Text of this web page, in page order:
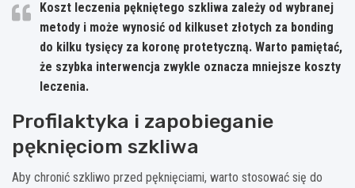
Koszt leczenia pękniętego szkliwa zależy od wybranej
metody i może wynosić od kilkuset złotych za bonding
do kilku tysięcy za koronę protetyczną. Warto pamiętać,
że szybka interwencja zwykle oznacza mniejsze koszty
leczenia.
Profilaktyka i zapobieganie
pęknięciom szkliwa
Aby chronić szkliwo przed pęknięciami, warto stosować się do